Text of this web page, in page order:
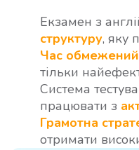
Екзамен з
структуру, яку
Час обмежений
тільки
Система
працювати з
Грамотна
отримати